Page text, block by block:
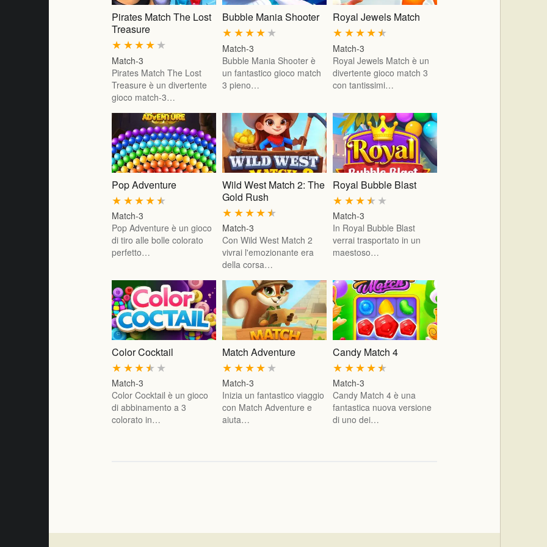
Pirates Match The Lost
Treasure
★
★
★
★
★
Match-3
Pirates Match The Lost
Treasure è un divertente
gioco match-3…
Bubble Mania Shooter
★
★
★
★
★
Match-3
Bubble Mania Shooter è
un fantastico gioco match
3 pieno…
Royal Jewels Match
★
★
★
★
★
Match-3
Royal Jewels Match è un
divertente gioco match 3
con tantissimi…
Pop Adventure
★
★
★
★
★
Match-3
Pop Adventure è un gioco
di tiro alle bolle colorato
perfetto…
Wild West Match 2: The
Gold Rush
★
★
★
★
★
Match-3
Con Wild West Match 2
vivrai l'emozionante era
della corsa…
Royal Bubble Blast
★
★
★
★
★
Match-3
In Royal Bubble Blast
verrai trasportato in un
maestoso…
Color Cocktail
★
★
★
★
★
Match-3
Color Cocktail è un gioco
di abbinamento a 3
colorato in…
Match Adventure
★
★
★
★
★
Match-3
Inizia un fantastico viaggio
con Match Adventure e
aiuta…
Candy Match 4
★
★
★
★
★
Match-3
Candy Match 4 è una
fantastica nuova versione
di uno dei…